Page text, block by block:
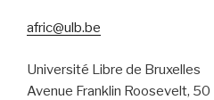
afric@ulb.be
Université Libre de Bruxelles
Avenue Franklin Roosevelt, 50